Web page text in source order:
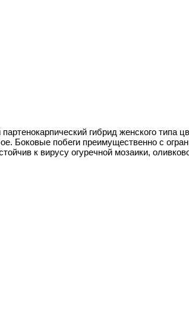
гибрид женского типа
Боковые побеги преимущественно с
к вирусу огуречной мозаики,